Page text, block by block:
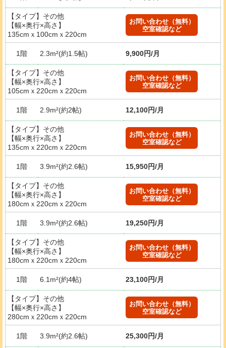
【タイプ】その他
【幅×奥行×高さ】
135cmｘ100cmｘ220cm
お問い合わせ（無料）
空室確認など
1階 2.3m²(約1.5帖) 9,900円/月
【タイプ】その他
【幅×奥行×高さ】
105cmｘ220cmｘ220cm
お問い合わせ（無料）
空室確認など
1階 2.9m²(約2帖) 12,100円/月
【タイプ】その他
【幅×奥行×高さ】
135cmｘ220cmｘ220cm
お問い合わせ（無料）
空室確認など
1階 3.9m²(約2.6帖) 15,950円/月
【タイプ】その他
【幅×奥行×高さ】
180cmｘ220cmｘ220cm
お問い合わせ（無料）
空室確認など
1階 3.9m²(約2.6帖) 19,250円/月
【タイプ】その他
【幅×奥行×高さ】
180cmｘ220cmｘ220cm
お問い合わせ（無料）
空室確認など
1階 6.1m²(約4帖) 23,100円/月
【タイプ】その他
【幅×奥行×高さ】
280cmｘ220cmｘ220cm
お問い合わせ（無料）
空室確認など
1階 3.9m²(約2.6帖) 25,300円/月